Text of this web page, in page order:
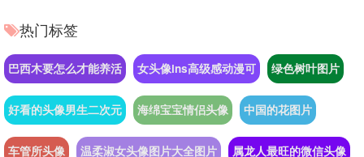
热门标签
巴西木要怎么才能养活 女头像ins高级感动漫可 绿色树叶图片
好看的头像男生二次元 海绵宝宝情侣头像 中国的花图片
车管所头像 温柔淑女头像图片大全图片 属龙人最旺的微信头像